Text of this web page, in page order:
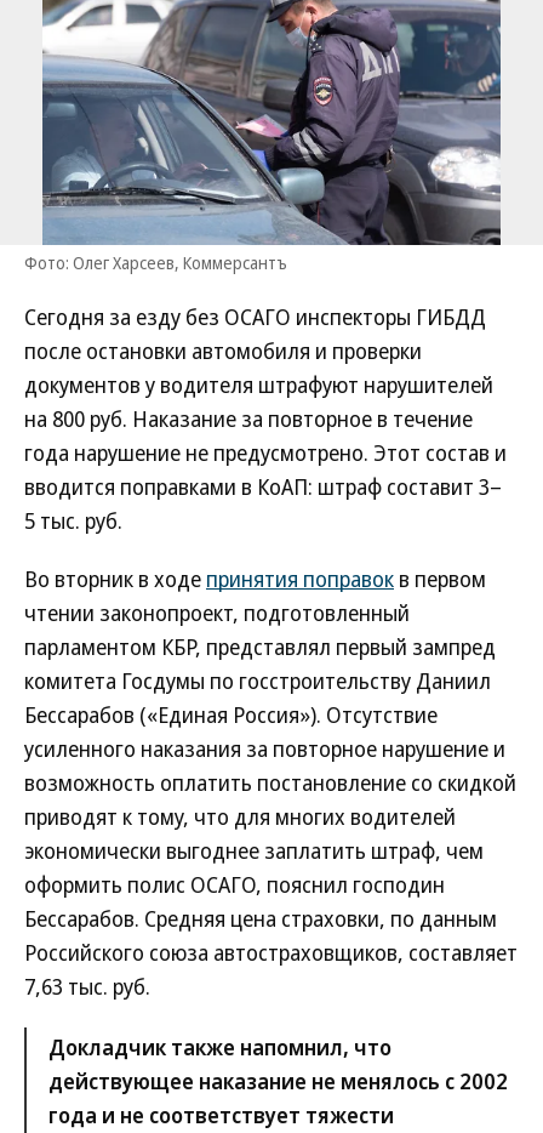
Фото: Олег Харсеев, Коммерсантъ
Сегодня за езду без ОСАГО инспекторы ГИБДД
после остановки автомобиля и проверки
документов у водителя штрафуют нарушителей
на 800 руб. Наказание за повторное в течение
года нарушение не предусмотрено. Этот состав и
вводится поправками в КоАП: штраф составит 3–
5 тыс. руб.
Во вторник в ходе принятия поправок в первом
чтении законопроект, подготовленный
парламентом КБР, представлял первый зампред
комитета Госдумы по госстроительству Даниил
Бессарабов («Единая Россия»). Отсутствие
усиленного наказания за повторное нарушение и
возможность оплатить постановление со скидкой
приводят к тому, что для многих водителей
экономически выгоднее заплатить штраф, чем
оформить полис ОСАГО, пояснил господин
Бессарабов. Средняя цена страховки, по данным
Российского союза автостраховщиков, составляет
7,63 тыс. руб.
Докладчик также напомнил, что
действующее наказание не менялось с 2002
года и не соответствует тяжести